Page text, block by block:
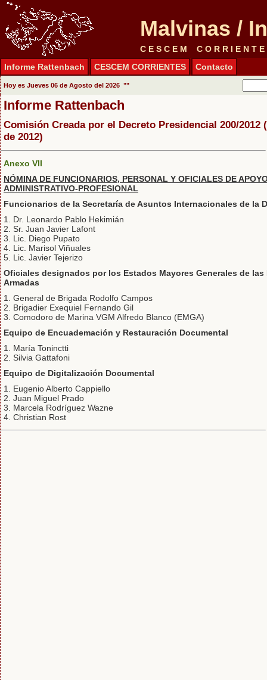
Malvinas /
C E S C E M C O R R I E N T E
Informe Rattenbach
CESCEM CORRIENTES Contacto
Hoy es Jueves 06 de Agosto del 2026 ""
Informe Rattenbach
Comisión Creada por el Decreto Presidencial 200/2012
de 2012)
Anexo VII
NÓMINA DE FUNCIONARIOS, PERSONAL Y OFICIALES DE
ADMINISTRATIVO-PROFESIONAL
Funcionarios de la Secretaría de Asuntos Internacionales de la
1. Dr. Leonardo Pablo Hekimián
2. Sr. Juan Javier Lafont
3. Lic. Diego Pupato
4. Lic. Marisol Viñuales
5. Lic. Javier Tejerizo
Oficiales designados por los Estados Mayores Generales de las
Armadas
1. General de Brigada Rodolfo Campos
2. Brigadier Exequiel Fernando Gil
3. Comodoro de Marina VGM Alfredo Blanco (EMGA)
Equipo de Encuademación y Restauración Documental
1. María Toninctti
2. Silvia Gattafoni
Equipo de Digitalización Documental
1. Eugenio Alberto Cappiello
2. Juan Miguel Prado
3. Marcela Rodríguez Wazne
4. Christian Rost